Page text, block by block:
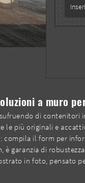
a muro
di
più originali e
: compila il form per
garanzia di
in foto, pensato